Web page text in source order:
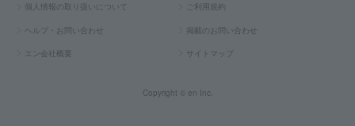
個人情報の取り扱いについて ご利用規約
ヘルプ・お問い合わせ 掲載のお問い合わせ
エン会社概要 サイトマップ
Copyright © en Inc.